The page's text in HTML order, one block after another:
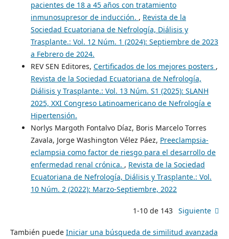
pacientes de 18 a 45 años con tratamiento
inmunosupresor de inducción. , Revista de la
Sociedad Ecuatoriana de Nefrología, Diálisis y
Trasplante.: Vol. 12 Núm. 1 (2024): Septiembre de 2023
a Febrero de 2024.
REV SEN Editores, Certificados de los mejores posters ,
Revista de la Sociedad Ecuatoriana de Nefrología,
Diálisis y Trasplante.: Vol. 13 Núm. S1 (2025): SLANH
2025, XXI Congreso Latinoamericano de Nefrología e
Hipertensión.
Norlys Margoth Fontalvo Díaz, Boris Marcelo Torres
Zavala, Jorge Washington Vélez Páez, Preeclampsia-
eclampsia como factor de riesgo para el desarrollo de
enfermedad renal crónica. , Revista de la Sociedad
Ecuatoriana de Nefrología, Diálisis y Trasplante.: Vol.
10 Núm. 2 (2022): Marzo-Septiembre, 2022
1-10 de 143 Siguiente
También puede Iniciar una búsqueda de similitud avanzada